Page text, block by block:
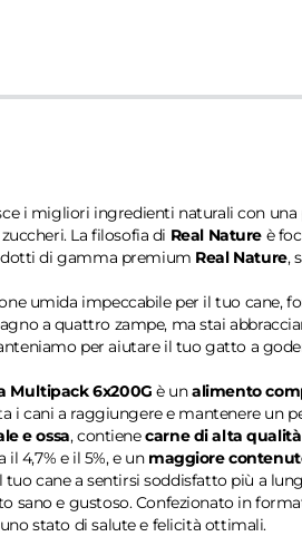
i migliori ingredienti naturali con
La filosofia di Real Nature è
di gamma premium Real Nature,
umida impeccabile per il tuo cane,
a quattro zampe, ma stai
per aiutare il tuo gatto a
Multipack 6x200Gè unalimento
i cani a raggiungere e mantenere un
e ossa, contienecarne di alta qualità
il 4,7% e il 5%, e un maggiore
cane a sentirsi soddisfatto più a
sano e gustoso. Confezionato in
stato di salute e felicità ottimali.